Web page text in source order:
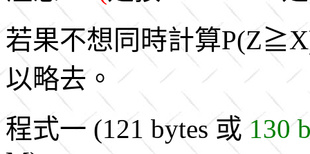
若果不想同時計算
以略去。
程式一 (121 bytes 或 130